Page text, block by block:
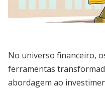
No universo financeiro,
ferramentas
abordagem ao